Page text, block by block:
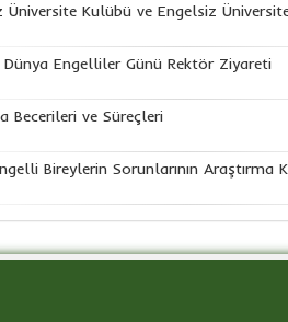
Üniversite Kulübü ve Engelsiz
Dünya Engelliler Günü Rektör Ziyareti
Becerileri ve Süreçleri
Bireylerin Sorunlarının Araştırma